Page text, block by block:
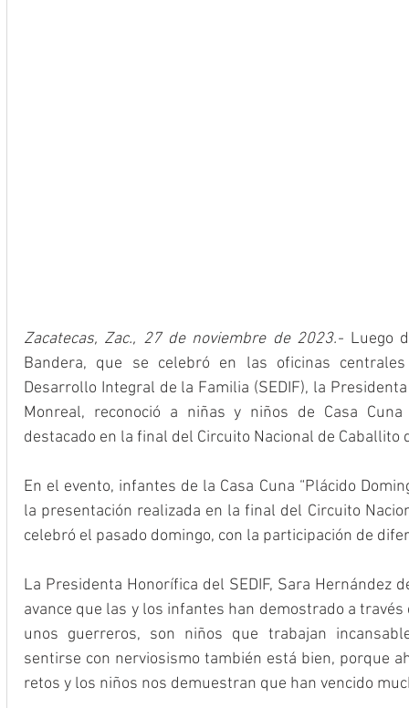
Zacatecas, Zac., 27 de noviembre de 2023.- Luego
Bandera, que se celebró en las oficinas
Desarrollo Integral de la Familia (SEDIF), la
Monreal, reconoció a niñas y niños de Casa Cuna
destacado en la final del Circuito Nacional de Caballito
En el evento, infantes de la Casa Cuna “Plácido
la presentación realizada en la final del Circuito
celebró el pasado domingo, con la participación de
La Presidenta Honorífica del SEDIF, Sara Hernández
avance que las y los infantes han demostrado a
unos guerreros, son niños que trabajan
sentirse con nerviosismo también está bien, porque
retos y los niños nos demuestran que han vencido